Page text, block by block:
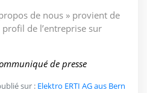
de nous » provient de
de l’entreprise sur
de presse
sur : Elektro ERTI AG aus Bern